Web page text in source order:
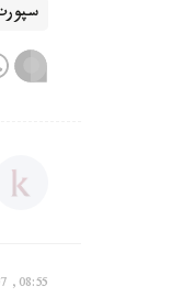
08:55, 07 تامىز 2026